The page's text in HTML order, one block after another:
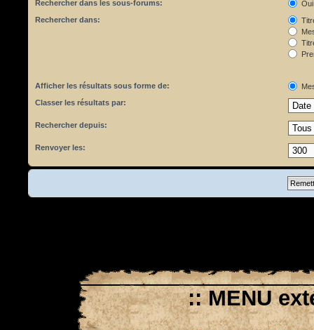
Rechercher dans les sous-forums:
Oui
Rechercher dans:
Afficher les résultats sous forme de:
Classer les résultats par:
Rechercher depuis:
Renvoyer les:
:: MENU